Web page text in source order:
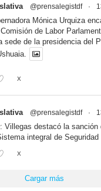
@prensalegistdf ·
Mónica Urquiza
de Labor
sede de la presidencia del
X
@prensalegistdf ·
Villegas destacó la sanción
integral de Seguridad
X
Cargar más